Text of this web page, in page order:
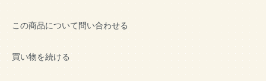
この商品について問い合わせる
買い物を続ける